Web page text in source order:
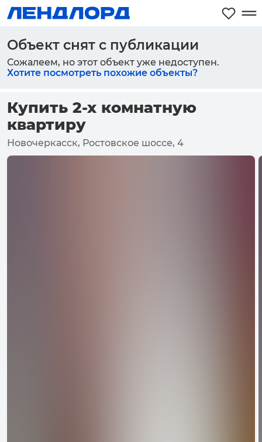
Объект снят с публикации
Сожалеем, но этот объект уже недоступен.
Хотите посмотреть похожие объекты?
Купить 2-х комнатную
квартиру
Новочеркасск, Ростовское шоссе, 4